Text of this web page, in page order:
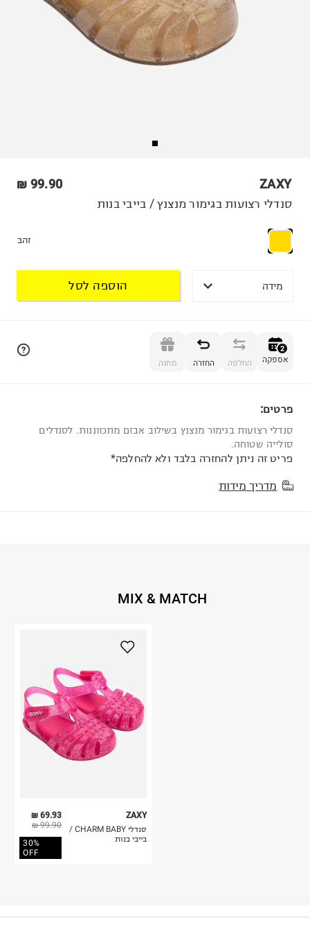
ZAXY
99.90 ₪
סנדלי רצועות בגימור מנצנץ / בייבי בנות
זהב
מידה הוספה לסל
2
אספקה החלפה החזרה מתנה
פרטים:
סנדלי רצועות בגימור מנצנץ בשילוב אבזם מתכווננות. לסנדלים
סולייה שטוחה.
פריט זה ניתן להחזרה בלבד ולא להחלפה*
מדריך מידות
MIX & MATCH
69.93 ₪
99.90 ₪
30%
OFF
ZAXY
סנדלי CHARM BABY /
בייבי בנות